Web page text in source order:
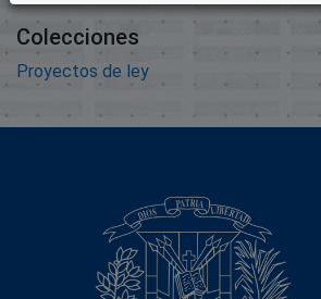
Colecciones
Proyectos de ley